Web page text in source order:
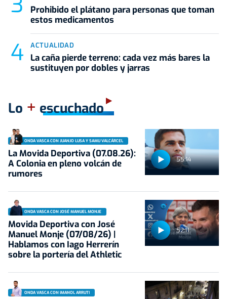
Prohibido el plátano para personas que toman
estos medicamentos
ACTUALIDAD
La caña pierde terreno: cada vez más bares la
sustituyen por dobles y jarras
Lo + escuchado
55:14
ONDA VASCA CON JUANJO LUSA Y SAMU VALCÁRCEL
La Movida Deportiva (07.08.26):
A Colonia en pleno volcán de
rumores
52:11
ONDA VASCA CON JOSÉ MANUEL MONJE
Movida Deportiva con José
Manuel Monje (07/08/26) |
Hablamos con Iago Herrerín
sobre la portería del Athletic
ONDA VASCA CON IMANOL ARRUTI